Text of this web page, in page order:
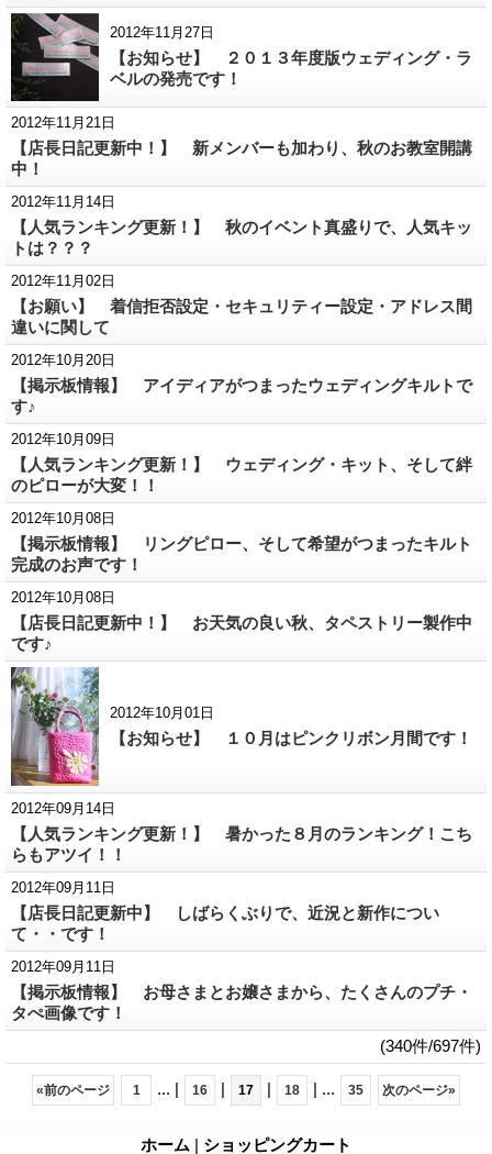
2012年11月27日
【お知らせ】 ２０１３年度版ウェディング・ラ
ベルの発売です！
2012年11月21日
【店長日記更新中！】 新メンバーも加わり、秋のお教室開講
中！
2012年11月14日
【人気ランキング更新！】 秋のイベント真盛りで、人気キッ
トは？？？
2012年11月02日
【お願い】 着信拒否設定・セキュリティー設定・アドレス間
違いに関して
2012年10月20日
【掲示板情報】 アイディアがつまったウェディングキルトで
す♪
2012年10月09日
【人気ランキング更新！】 ウェディング・キット、そして絆
のピローが大変！！
2012年10月08日
【掲示板情報】 リングピロー、そして希望がつまったキルト
完成のお声です！
2012年10月08日
【店長日記更新中！】 お天気の良い秋、タペストリー製作中
です♪
2012年10月01日
【お知らせ】 １０月はピンクリボン月間です！
2012年09月14日
【人気ランキング更新！】 暑かった８月のランキング！こち
らもアツイ！！
2012年09月11日
【店長日記更新中】 しばらくぶりで、近況と新作につい
て・・です！
2012年09月11日
【掲示板情報】 お母さまとお嬢さまから、たくさんのプチ・
タぺ画像です！
(340件/697件)
«前のページ 1 ... | 16 | 17 | 18 | ... 35 次のページ»
ホーム | ショッピングカート